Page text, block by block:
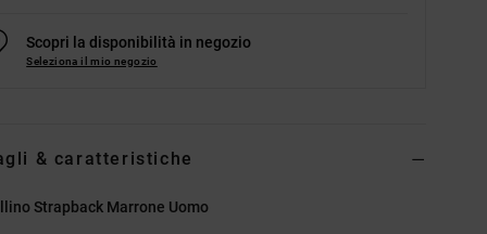
Scopri la disponibilità in negozio
Seleziona il mio negozio
& caratteristiche
Strapback Marrone Uomo